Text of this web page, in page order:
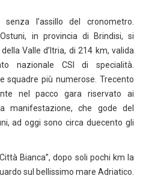
l’assillo del cronometro.
in provincia di Brindisi, si
Valle d’Itria, di 214 km, valida
nazionale CSI di specialità.
squadre più numerose. Trecento
nel pacco gara riservato ai
manifestazione, che gode del
ad oggi sono circa duecento gli
Bianca”, dopo soli pochi km la
sul bellissimo mare Adriatico.